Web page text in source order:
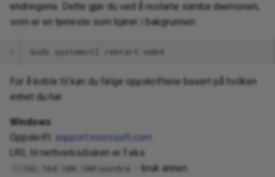
endringene. Dette gjør du ved å restarte samba daemonen,
som er en tjeneste som kjører i bakgrunnen:
sudo systemctl restart
For å koble til kan du følge oppskriftene basert på hvilken
enhet du har:
Windows
Oppskrift: support.microsoft.com
URL til nettverksdisken er f.eks.
\\192.168.100.100\sondre
- bruk annen